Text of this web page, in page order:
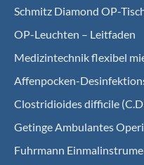
Schmitz Diamond OP-
OP-Leuchten – Leitfaden
Medizintechnik flexibel
Affenpocken-
Clostridioides difficile
Getinge Ambulantes
Fuhrmann